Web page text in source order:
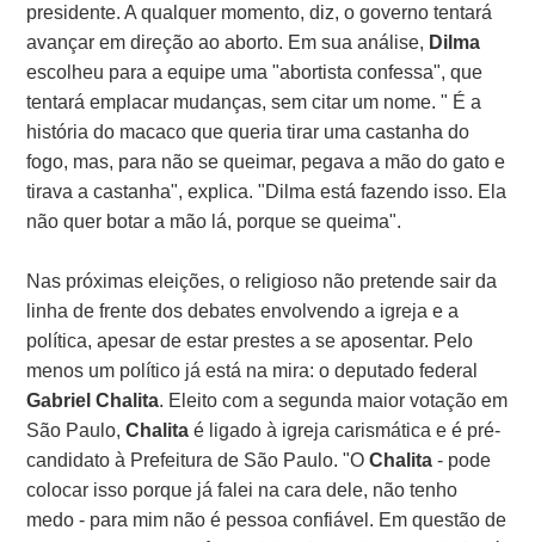
presidente. A qualquer momento, diz, o governo tentará
avançar em direção ao aborto. Em sua análise, Dilma
escolheu para a equipe uma "abortista confessa", que
tentará emplacar mudanças, sem citar um nome. " É a
história do macaco que queria tirar uma castanha do
fogo, mas, para não se queimar, pegava a mão do gato e
tirava a castanha", explica. "Dilma está fazendo isso. Ela
não quer botar a mão lá, porque se queima".
Nas próximas eleições, o religioso não pretende sair da
linha de frente dos debates envolvendo a igreja e a
política, apesar de estar prestes a se aposentar. Pelo
menos um político já está na mira: o deputado federal
Gabriel Chalita. Eleito com a segunda maior votação em
São Paulo,Chalitaé ligado à igreja carismática e é pré-
candidato à Prefeitura de São Paulo. "OChalita- pode
colocar isso porque já falei na cara dele, não tenho
medo - para mim não é pessoa confiável. Em questão de